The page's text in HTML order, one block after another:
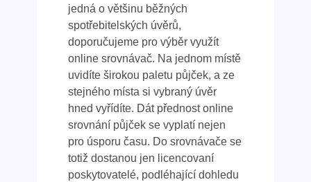
jedná o většinu běžných
spotřebitelských úvěrů,
doporučujeme pro výběr využít
online srovnávač. Na jednom místě
uvidíte širokou paletu půjček, a ze
stejného místa si vybraný úvěr
hned vyřídíte. Dát přednost online
srovnání půjček se vyplatí nejen
pro úsporu času. Do srovnávače se
totiž dostanou jen licencovaní
poskytovatelé, podléhající dohledu